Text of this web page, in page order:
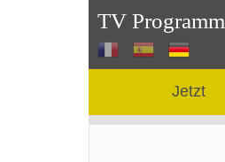
TV Programm
Jetzt